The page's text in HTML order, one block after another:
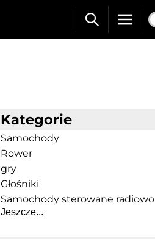
Kategorie
Samochody
Rower
gry
Głośniki
Samochody sterowane radiowo
Jeszcze...